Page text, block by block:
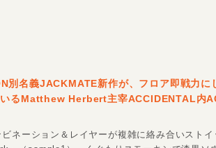
別名義JACKMATE新作が、フロア即戦力に
いるMatthew Herbert主宰ACCIDENTAL内
ネーション＆レイヤーが複雑に絡み合いスト